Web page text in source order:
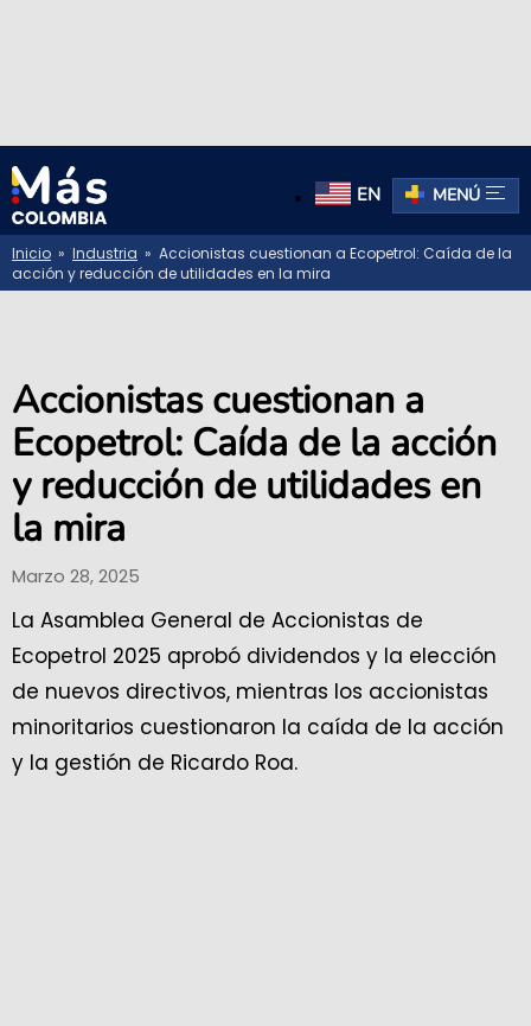
EN MENÚ
Inicio » Industria » Accionistas cuestionan a Ecopetrol: Caída de la
acción y reducción de utilidades en la mira
Accionistas cuestionan a
Ecopetrol: Caída de la acción
y reducción de utilidades en
la mira
Marzo 28, 2025
La Asamblea General de Accionistas de
Ecopetrol 2025 aprobó dividendos y la elección
de nuevos directivos, mientras los accionistas
minoritarios cuestionaron la caída de la acción
y la gestión de Ricardo Roa.